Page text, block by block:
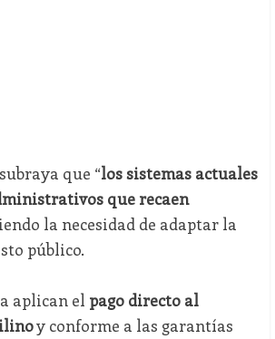
que “los sistemas actuales
que recaen
la necesidad de adaptar la
público.
aplican el pago directo al
y conforme a las garantías